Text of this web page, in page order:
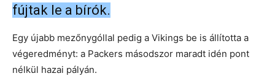
fújtak le a bírók.
Egy újabb mezőnygóllal pedig a Vikings be is állította a
végeredményt: a Packers másodszor maradt idén pont
nélkül hazai pályán.